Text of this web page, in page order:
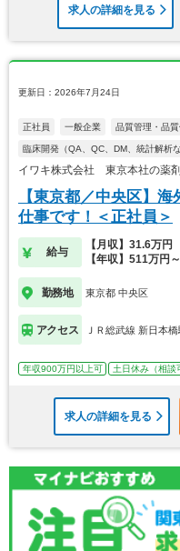
求人の詳細を見る
更新日：2026年7月24日
正社員 一般企業 品質管理・品
臨床開発（QA、QC、DM、統計解析な
イワキ株式会社 東京本社の薬
【東京都／中央区】
仕事です！＜正社員＞
給与
【月収】31.6万円
【年収】511万円
勤務地 東京都 中央区
アクセス ＪＲ総武線 新日本橋
年収900万円以上可 土日休み（相談
求人の詳細を見る